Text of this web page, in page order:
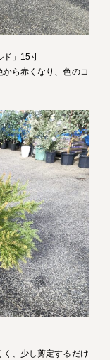
」15寸
ら赤くなり、色のコ
、少し剪定するだけ